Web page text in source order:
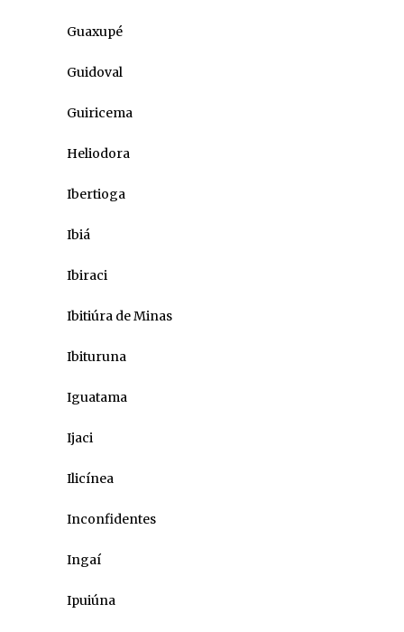
Guaxupé
Guidoval
Guiricema
Heliodora
Ibertioga
Ibiá
Ibiraci
Ibitiúra de Minas
Ibituruna
Iguatama
Ijaci
Ilicínea
Inconfidentes
Ingaí
Ipuiúna